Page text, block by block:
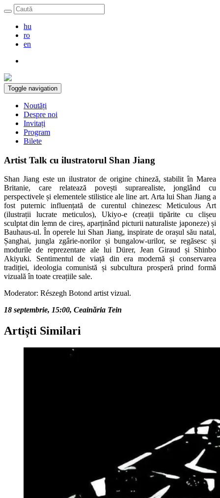
hu
ro
en
Toggle navigation
Noutăți
Despre noi
Invitați
Program
Bilete
Artist Talk cu ilustratorul Shan Jiang
Shan Jiang este un ilustrator de origine chineză, stabilit în Marea
Britanie, care relatează povești suprarealiste, jonglând cu
perspectivele și elementele stilistice ale line art. Arta lui Shan Jiang a
fost puternic influențată de curentul chinezesc Meticulous Art
(ilustrații lucrate meticulos), Ukiyo-e (creații tipărite cu clișeu
sculptat din lemn de cireș, aparținând picturii naturaliste japoneze) și
Bauhaus-ul. În operele lui Shan Jiang, inspirate de orașul său natal,
Șanghai, jungla zgârie-norilor și bungalow-urilor, se regăsesc și
modurile de reprezentare ale lui Dürer, Jean Giraud și Shinbo
Akiyuki. Sentimentul de viață din era modernă și conservarea
tradiției, ideologia comunistă și subcultura prosperă prind formă
vizuală în toate creațiile sale.
Moderator: Részegh Botond artist vizual.
18 septembrie, 15:00, Ceainăria Tein
Artiști Similari